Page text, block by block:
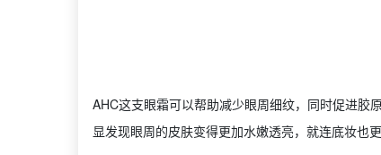
AHC这支眼霜可以帮助减少眼周细纹，同时促进胶
显发现眼周的皮肤变得更加水嫩透亮，就连底妆也更